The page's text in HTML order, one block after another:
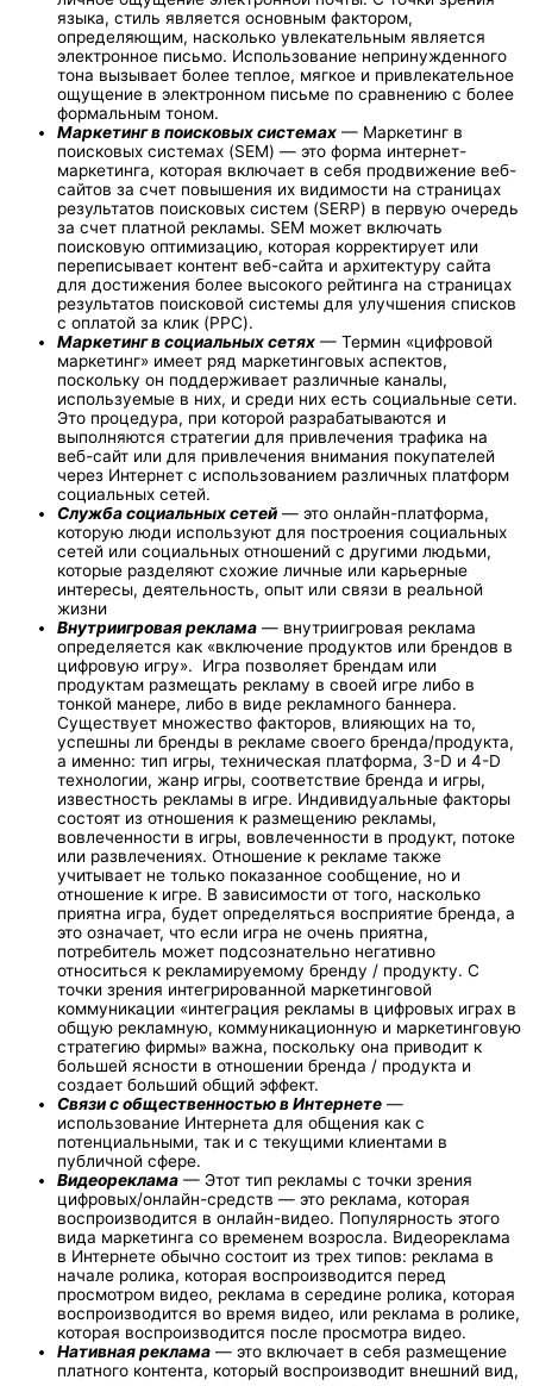
языка, стиль является основным фактором,
определяющим, насколько увлекательным является
электронное письмо. Использование непринужденного
тона вызывает более теплое, мягкое и привлекательное
ощущение в электронном письме по сравнению с более
формальным тоном.
Маркетинг в поисковых системах — Маркетинг в
поисковых системах (SEM) — это форма интернет-
маркетинга, которая включает в себя продвижение веб-
сайтов за счет повышения их видимости на страницах
результатов поисковых систем (SERP) в первую очередь
за счет платной рекламы. SEM может включать
поисковую оптимизацию, которая корректирует или
переписывает контент веб-сайта и архитектуру сайта
для достижения более высокого рейтинга на страницах
результатов поисковой системы для улучшения списков
с оплатой за клик (PPC).
Маркетинг в социальных сетях — Термин «цифровой
маркетинг» имеет ряд маркетинговых аспектов,
поскольку он поддерживает различные каналы,
используемые в них, и среди них есть социальные сети.
Это процедура, при которой разрабатываются и
выполняются стратегии для привлечения трафика на
веб-сайт или для привлечения внимания покупателей
через Интернет с использованием различных платформ
социальных сетей.
Служба социальных сетей — это онлайн-платформа,
которую люди используют для построения социальных
сетей или социальных отношений с другими людьми,
которые разделяют схожие личные или карьерные
интересы, деятельность, опыт или связи в реальной
жизни
Внутриигровая реклама — внутриигровая реклама
определяется как «включение продуктов или брендов в
цифровую игру». Игра позволяет брендам или
продуктам размещать рекламу в своей игре либо в
тонкой манере, либо в виде рекламного баннера.
Существует множество факторов, влияющих на то,
успешны ли бренды в рекламе своего бренда/продукта,
а именно: тип игры, техническая платформа, 3-D и 4-D
технологии, жанр игры, соответствие бренда и игры,
известность рекламы в игре. Индивидуальные факторы
состоят из отношения к размещению рекламы,
вовлеченности в игры, вовлеченности в продукт, потоке
или развлечениях. Отношение к рекламе также
учитывает не только показанное сообщение, но и
отношение к игре. В зависимости от того, насколько
приятна игра, будет определяться восприятие бренда, а
это означает, что если игра не очень приятна,
потребитель может подсознательно негативно
относиться к рекламируемому бренду / продукту. С
точки зрения интегрированной маркетинговой
коммуникации «интеграция рекламы в цифровых играх в
общую рекламную, коммуникационную и маркетинговую
стратегию фирмы» важна, поскольку она приводит к
большей ясности в отношении бренда / продукта и
создает больший общий эффект.
Связи с общественностью в Интернете —
использование Интернета для общения как с
потенциальными, так и с текущими клиентами в
публичной сфере.
Видеореклама — Этот тип рекламы с точки зрения
цифровых/онлайн-средств — это реклама, которая
воспроизводится в онлайн-видео. Популярность этого
вида маркетинга со временем возросла. Видеореклама
в Интернете обычно состоит из трех типов: реклама в
начале ролика, которая воспроизводится перед
просмотром видео, реклама в середине ролика, которая
воспроизводится во время видео, или реклама в ролике,
которая воспроизводится после просмотра видео.
Нативная реклама — это включает в себя размещение
платного контента, который воспроизводит внешний вид,